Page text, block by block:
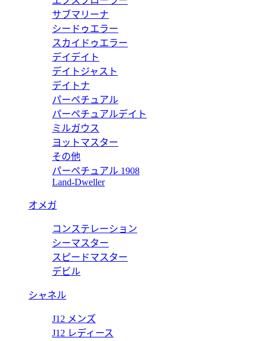
サブマリーナ
シードゥエラー
スカイドゥエラー
デイデイト
デイトジャスト
デイトナ
パーペチュアル
パーペチュアルデイト
ミルガウス
ヨットマスター
その他
パーペチュアル 1908
Land-Dweller
オメガ
コンステレーション
シーマスター
スピードマスター
デビル
シャネル
J12 メンズ
J12 レディース